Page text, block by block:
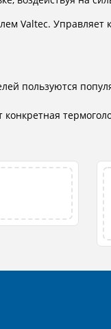
Valtec.
пользуются